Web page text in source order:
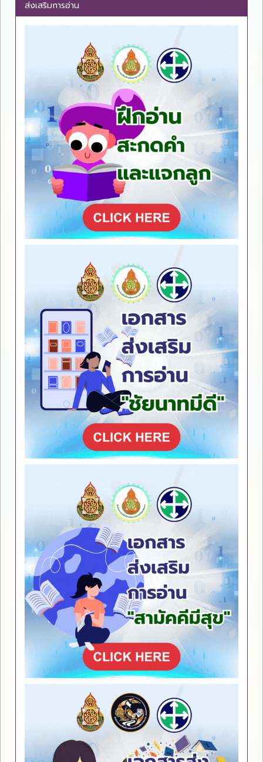
ส่งเสริมการอ่าน